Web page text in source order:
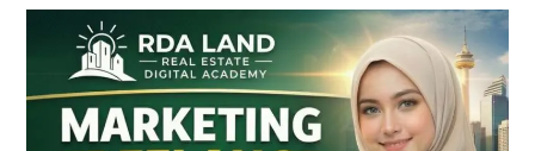
Lowongan
Marketing
Freelance
Properti